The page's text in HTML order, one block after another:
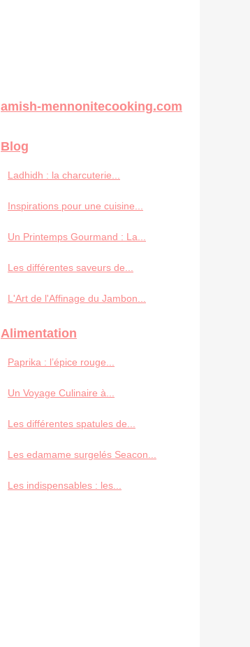
amish-mennonitecooking.com
Blog
Ladhidh : la charcuterie...
Inspirations pour une cuisine...
Un Printemps Gourmand : La...
Les différentes saveurs de...
L'Art de l'Affinage du Jambon...
Alimentation
Paprika : l’épice rouge...
Un Voyage Culinaire à...
Les différentes spatules de...
Les edamame surgelés Seacon...
Les indispensables : les...